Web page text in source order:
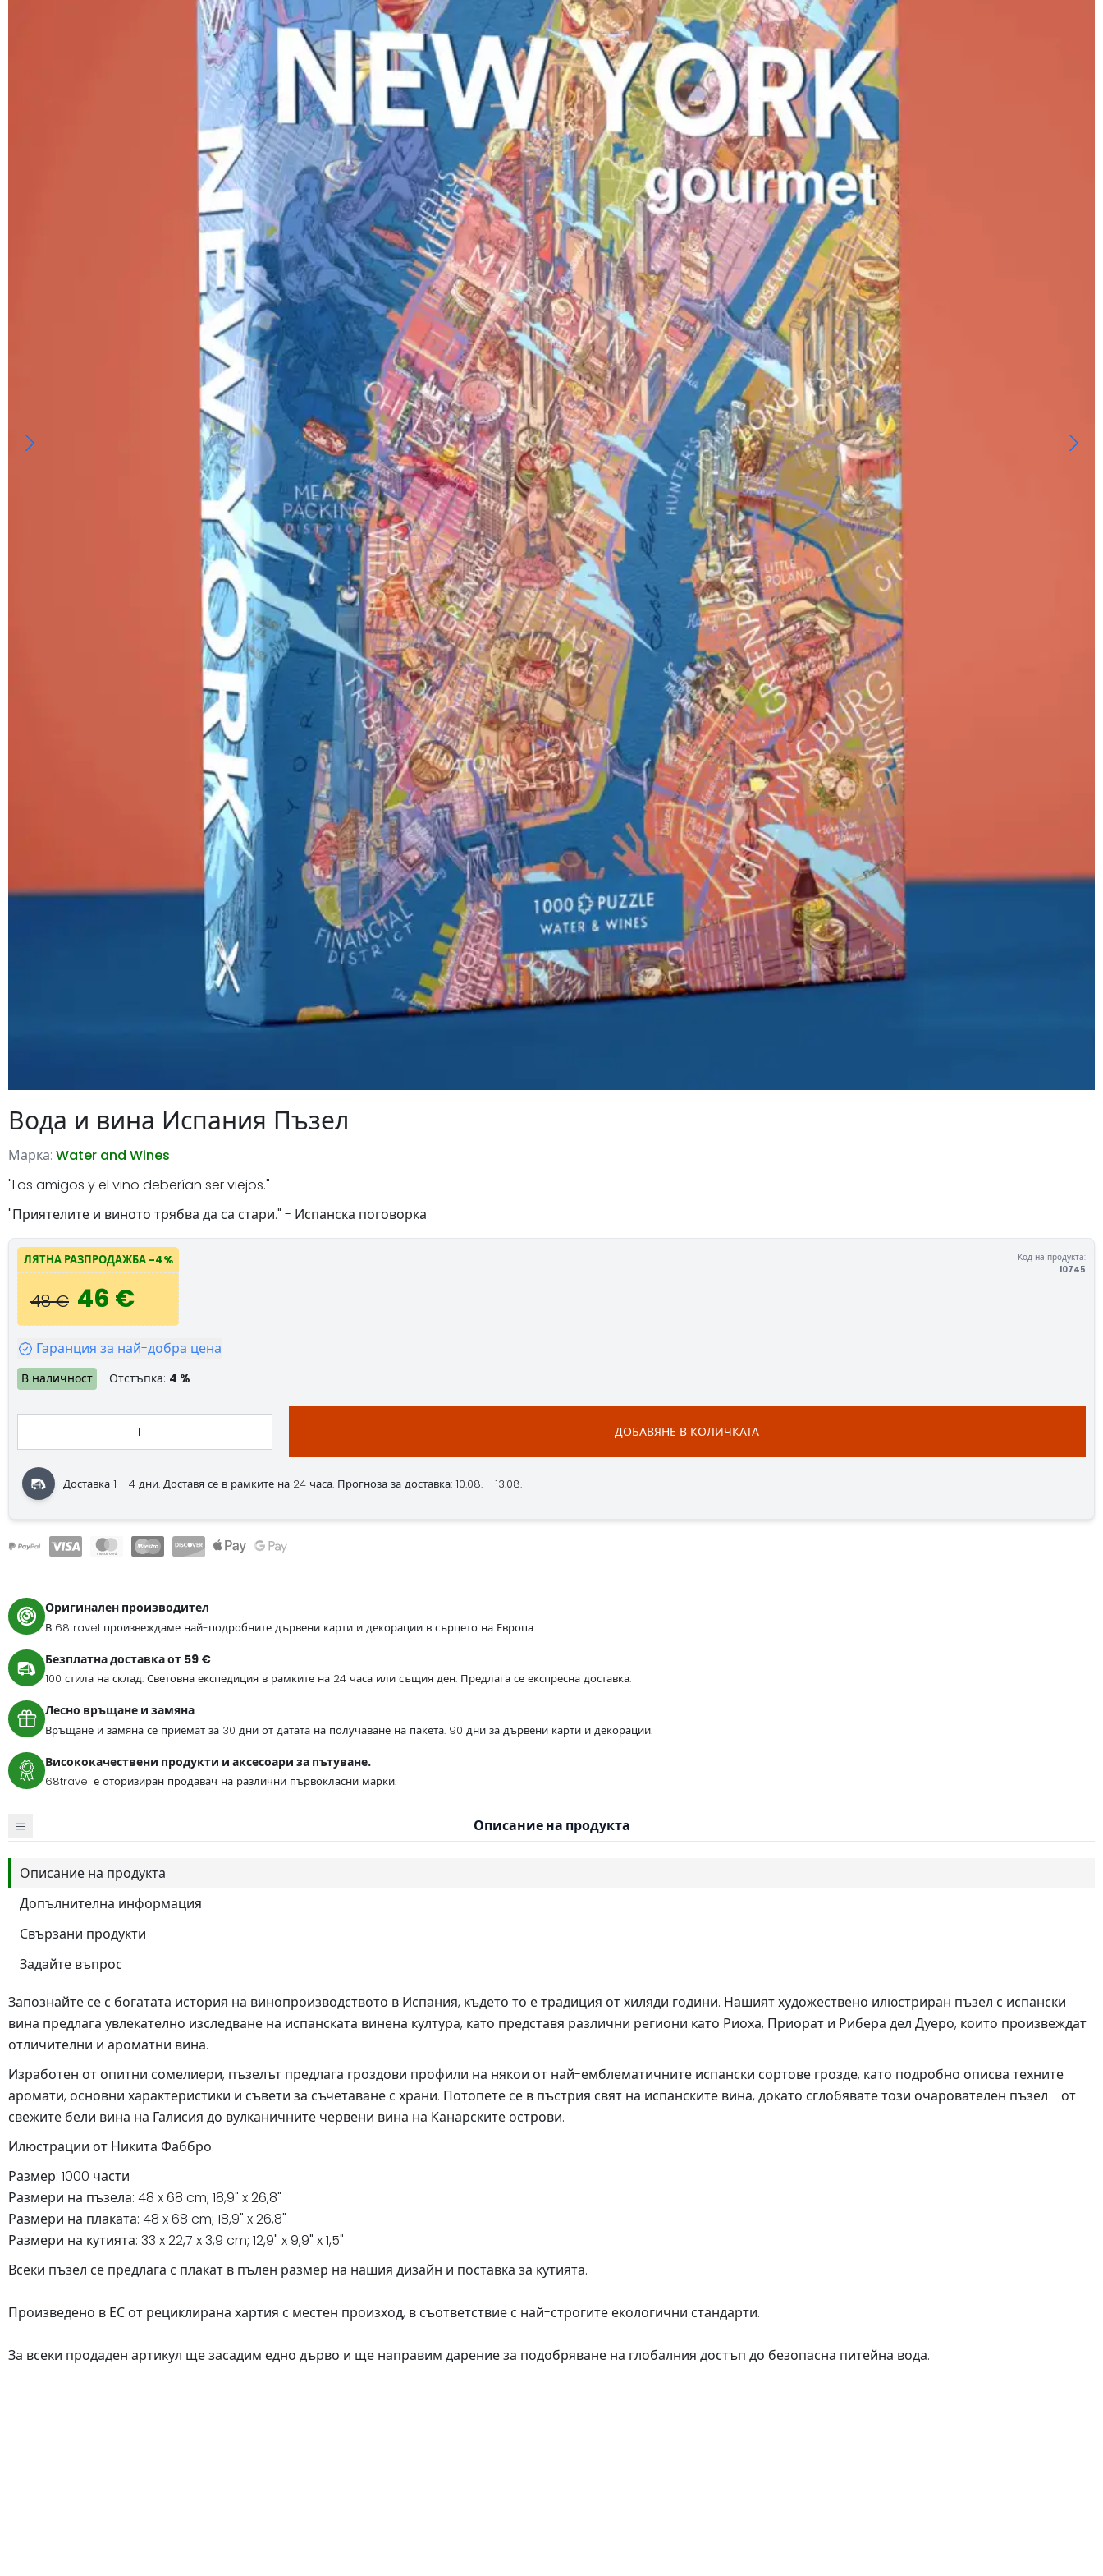
Вода и вина Испания Пъзел
Марка: Water and Wines
"Los amigos y el vino deberían ser viejos."
"Приятелите и виното трябва да са стари." - Испанска поговорка
ЛЯТНА РАЗПРОДАЖБА -4%
48 € 46 €
Код на продукта:
10745
Гаранция за най-добра цена
В наличност Отстъпка: 4 %
ДОБАВЯНЕ В КОЛИЧКАТА
Доставка 1 - 4 дни. Доставя се в рамките на 24 часа. Прогноза за доставка: 10.08. - 13.08.
Оригинален производител
В 68travel произвеждаме най-подробните дървени карти и декорации в сърцето на Европа.
Безплатна доставка от 59 €
100 стила на склад. Световна експедиция в рамките на 24 часа или същия ден. Предлага се експресна доставка.
Лесно връщане и замяна
Връщане и замяна се приемат за 30 дни от датата на получаване на пакета. 90 дни за дървени карти и декорации.
Висококачествени продукти и аксесоари за пътуване.
68travel е оторизиран продавач на различни първокласни марки.
Описание на продукта
Описание на продукта
Допълнителна информация
Свързани продукти
Задайте въпрос
Запознайте се с богатата история на винопроизводството в Испания, където то е традиция от хиляди години. Нашият художествено илюстриран пъзел с испански
вина предлага увлекателно изследване на испанската винена култура, като представя различни региони като Риоха, Приорат и Рибера дел Дуеро, които произвеждат
отличителни и ароматни вина.
Изработен от опитни сомелиери, пъзелът предлага гроздови профили на някои от най-емблематичните испански сортове грозде, като подробно описва техните
аромати, основни характеристики и съвети за съчетаване с храни. Потопете се в пъстрия свят на испанските вина, докато сглобявате този очарователен пъзел - от
свежите бели вина на Галисия до вулканичните червени вина на Канарските острови.
Илюстрации от Никита Фаббро.
Размер: 1000 части
Размери на пъзела: 48 x 68 cm; 18,9" x 26,8"
Размери на плаката: 48 x 68 cm; 18,9" x 26,8"
Размери на кутията: 33 x 22,7 x 3,9 cm; 12,9" x 9,9" x 1,5"
Всеки пъзел се предлага с плакат в пълен размер на нашия дизайн и поставка за кутията.
Произведено в ЕС от рециклирана хартия с местен произход, в съответствие с най-строгите екологични стандарти.
За всеки продаден артикул ще засадим едно дърво и ще направим дарение за подобряване на глобалния достъп до безопасна питейна вода.